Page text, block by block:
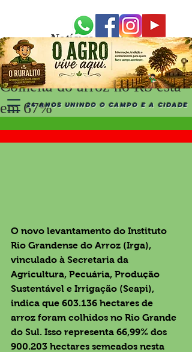
24 ANOS UNINDO O CAMPO E A CIDADE
Notícias Recentes
Colheita do arroz no RS está
em 67%
O novo levantamento do Instituto
Rio Grandense do Arroz (Irga),
vinculado à Secretaria da
Agricultura, Pecuária, Produção
Sustentável e Irrigação (Seapi),
indica que 603.136 hectares de
arroz foram colhidos no Rio Grande
do Sul. Isso representa 66,99% dos
900.203 hectares semeados nesta